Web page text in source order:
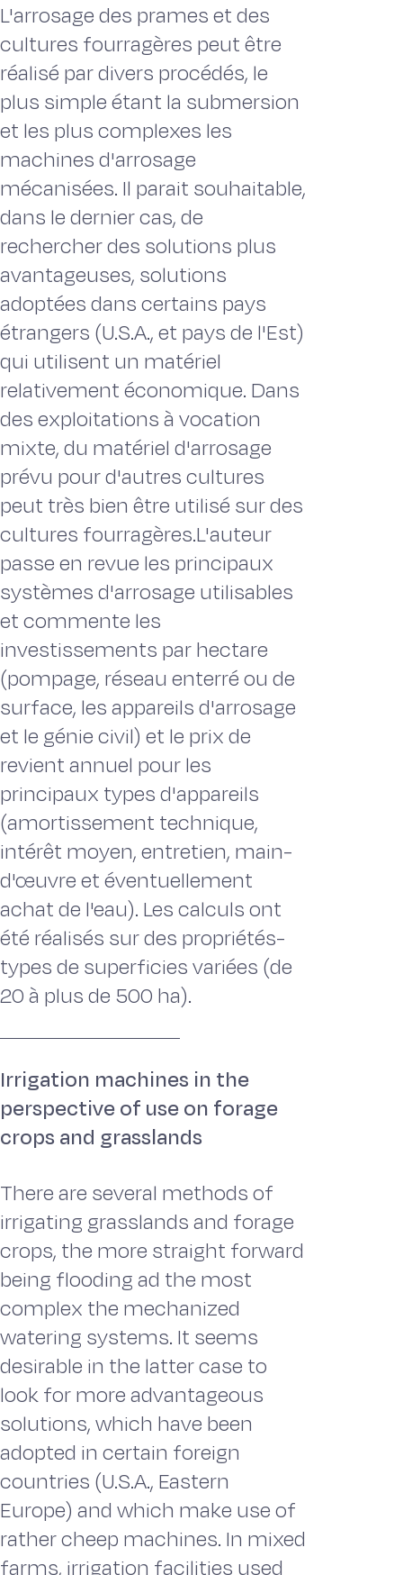
L'arrosage des prames et des
cultures fourragères peut être
réalisé par divers procédés, le
plus simple étant la submersion
et les plus complexes les
machines d'arrosage
mécanisées. Il parait souhaitable,
dans le dernier cas, de
rechercher des solutions plus
avantageuses, solutions
adoptées dans certains pays
étrangers (U.S.A., et pays de l'Est)
qui utilisent un matériel
relativement économique. Dans
des exploitations à vocation
mixte, du matériel d'arrosage
prévu pour d'autres cultures
peut très bien être utilisé sur des
cultures fourragères.L'auteur
passe en revue les principaux
systèmes d'arrosage utilisables
et commente les
investissements par hectare
(pompage, réseau enterré ou de
surface, les appareils d'arrosage
et le génie civil) et le prix de
revient annuel pour les
principaux types d'appareils
(amortissement technique,
intérêt moyen, entretien, main-
d'œuvre et éventuellement
achat de l'eau). Les calculs ont
été réalisés sur des propriétés-
types de superficies variées (de
20 à plus de 500 ha).
Irrigation machines in the
perspective of use on forage
crops and grasslands
There are several methods of
irrigating grasslands and forage
crops, the more straight forward
being flooding ad the most
complex the mechanized
watering systems. It seems
desirable in the latter case to
look for more advantageous
solutions, which have been
adopted in certain foreign
countries (U.S.A., Eastern
Europe) and which make use of
rather cheep machines. In mixed
farms, irrigation facilities used